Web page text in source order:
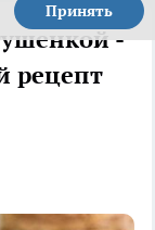
Принять
-
рецепт